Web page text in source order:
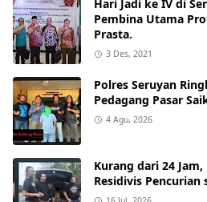
Hari Jadi ke IV di
Pembina Utama
Prasta.
3 Des, 2021
Polres Seruyan
Pedagang Pasar
4 Agu, 2026
Kurang dari 24
Residivis Pencurian